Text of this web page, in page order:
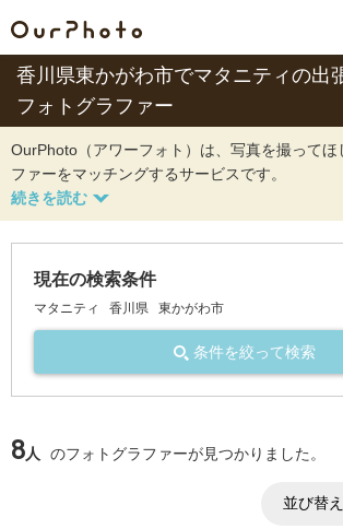
香川県東かがわ市でマタニティの出
フォトグラファー
OurPhoto（アワーフォト）は、写真を撮ってほ
ファーをマッチングするサービスです。
現在の検索条件
マタニティ 香川県 東かがわ市
条件を絞って検索
8人 のフォトグラファーが見つかりました。
並び替え